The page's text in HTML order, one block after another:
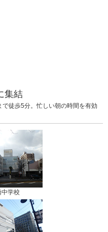
集結
徒歩5分。忙しい朝の時間を有効
中学校